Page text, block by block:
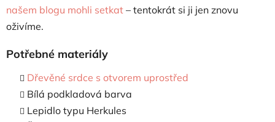
našem blogu mohli setkat – tentokrát si ji jen znovu
oživíme.
Potřebné materiály
Dřevěné srdce s otvorem uprostřed
Bílá podkladová barva
Lepidlo typu Herkules